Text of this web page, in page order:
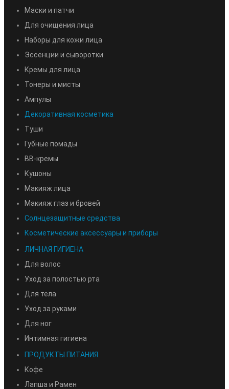
Маски и патчи
Для очищения лица
Наборы для кожи лица
Эссенции и сыворотки
Кремы для лица
Тонеры и мисты
Ампулы
Декоративная косметика
Туши
Губные помады
BB-кремы
Кушоны
Макияж лица
Макияж глаз и бровей
Солнцезащитные средства
Косметические аксессуары и приборы
ЛИЧНАЯ ГИГИЕНА
Для волос
Уход за полостью рта
Для тела
Уход за руками
Для ног
Интимная гигиена
ПРОДУКТЫ ПИТАНИЯ
Кофе
Лапша и Рамен